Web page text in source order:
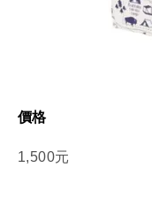
價格
1,500元